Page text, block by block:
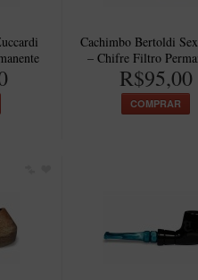
Cachimbo Bertoldi
– Chifre Filtro
R$95,00
COMPRAR